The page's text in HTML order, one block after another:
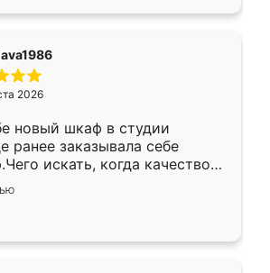
2026
новый шкаф в студии
ранее заказывала себе
искать, когда качеством
Служит кухня уже почти
нет.